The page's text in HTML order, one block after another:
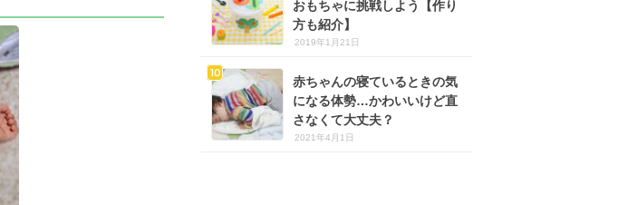
おもちゃに挑戦しよう【作り
方も紹介】
2019年1月21日
赤ちゃんの寝ているときの気
になる体勢…かわいいけど直
さなくて大丈夫？
2021年4月1日